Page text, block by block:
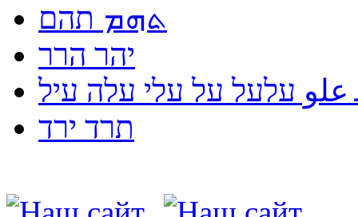
ܬܗܡ תהם
יהר הרר
עלעל על עלי עלה עיל
תרד ירד